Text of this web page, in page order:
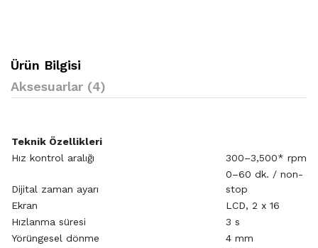
Ürün Bilgisi
Aksesuarlar (4)
Teknik Özellikleri
Hız kontrol aralığı
300–3,500* rpm
Dijital zaman ayarı
0–60 dk. / non-
stop
Ekran
LCD, 2 x 16
Hızlanma süresi
3 s
Yörüngesel dönme
4 mm